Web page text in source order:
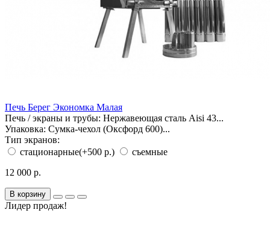
Печь Берег Экономка Малая
Печь / экраны и трубы: Нержавеющая сталь Aisi 43...
Упаковка: Сумка-чехол (Оксфорд 600)...
Тип экранов:
стационарные(+500 р.)
съемные
12 000 р.
В корзину
Лидер продаж!